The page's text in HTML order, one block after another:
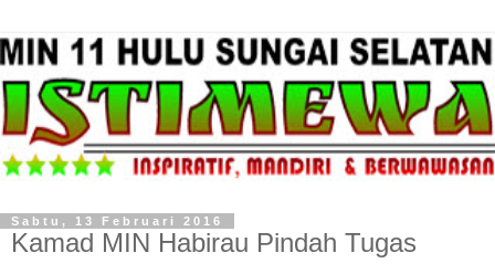
Sabtu, 13 Februari 2016
Kamad MIN Habirau Pindah Tugas